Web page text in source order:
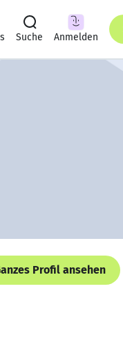
Suche Anmelden
Profil ansehen